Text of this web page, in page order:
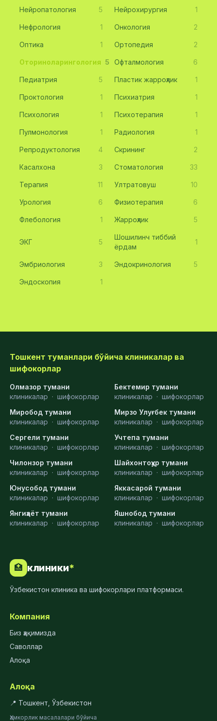
Нейропатология 5 Нейрохирургия 1
Нефрология 1 Онкология 2
Оптика 1 Ортопедия 2
Оториноларингология 5 Офталмология 6
Педиатрия 5 Пластик жарроҳлик 1
Проктология 1 Психиатрия 1
Психология 1 Психотерапия 1
Пулмонология 1 Радиология 1
Репродуктология 4 Скрининг 2
Касалхона 3 Стоматология 33
Терапия 11 Ултратовуш 10
Урология 6 Физиотерапия 6
Флебология 1 Жарроҳлик 5
ЭКГ 5
Шошилинч тиббий
ёрдам
1
Эмбриология 3 Эндокринология 5
Эндоскопия 1
Тошкент туманлари бўйича клиникалар ва
шифокорлар
Олмазор тумани
клиникалар · шифокорлар
Бектемир тумани
клиникалар · шифокорлар
Миробод тумани
клиникалар · шифокорлар
Мирзо Улуғбек тумани
клиникалар · шифокорлар
Сергели тумани
клиникалар · шифокорлар
Учтепа тумани
клиникалар · шифокорлар
Чилонзор тумани
клиникалар · шифокорлар
Шайхонтоҳур тумани
клиникалар · шифокорлар
Юнусобод тумани
клиникалар · шифокорлар
Яккасарой тумани
клиникалар · шифокорлар
Янгиҳаёт тумани
клиникалар · шифокорлар
Яшнобод тумани
клиникалар · шифокорлар
🏥 клиники*
Ўзбекистон клиника ва шифокорлари платформаси.
Компания
Биз ҳақимизда
Саволлар
Алоқа
Алоқа
📍 Тошкент, Ўзбекистон
Ҳамкорлик масалалари бўйича